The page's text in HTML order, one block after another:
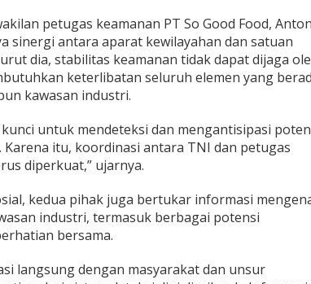
petugas keamanan PT So Good Food,
sinergi antara aparat kewilayahan dan satuan
dia, stabilitas keamanan tidak dapat dijaga
keterlibatan seluruh elemen yang
kawasan industri.
untuk mendeteksi dan mengantisipasi
itu, koordinasi antara TNI dan petugas
diperkuat,” ujarnya.
kedua pihak juga bertukar informasi
industri, termasuk berbagai potensi
bersama.
langsung dengan masyarakat dan unsur